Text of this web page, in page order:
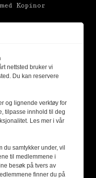
Kopinor
nettsted bruker vi
Du kan reservere
og lignende verktøy for
tilpasse innhold til deg
Les mer i vår
du samtykker under, vil
til medlemmene i
besøk på tvers av
finner du på